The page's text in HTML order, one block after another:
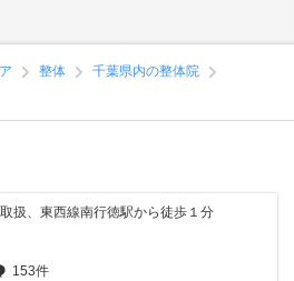
整体
千葉県内の整体院
扱、東西線南行徳駅から徒歩１分
153件